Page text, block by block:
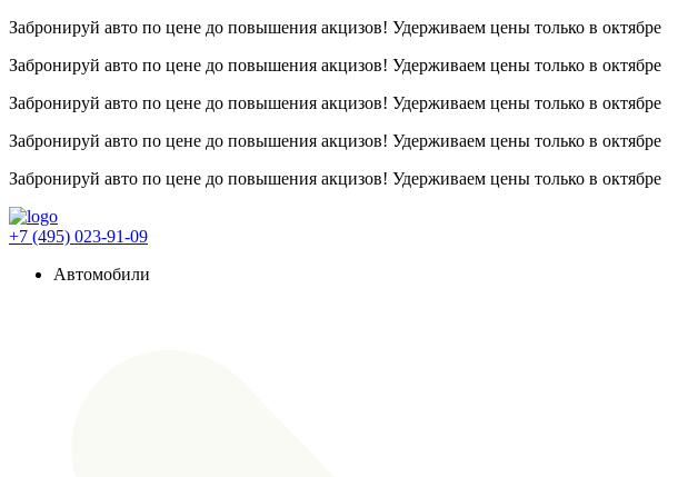
Забронируй авто по цене до повышения акцизов! Удерживаем цены только в октябре
Забронируй авто по цене до повышения акцизов! Удерживаем цены только в октябре
Забронируй авто по цене до повышения акцизов! Удерживаем цены только в октябре
Забронируй авто по цене до повышения акцизов! Удерживаем цены только в октябре
Забронируй авто по цене до повышения акцизов! Удерживаем цены только в октябре
+7 (495) 023-91-09
Автомобили